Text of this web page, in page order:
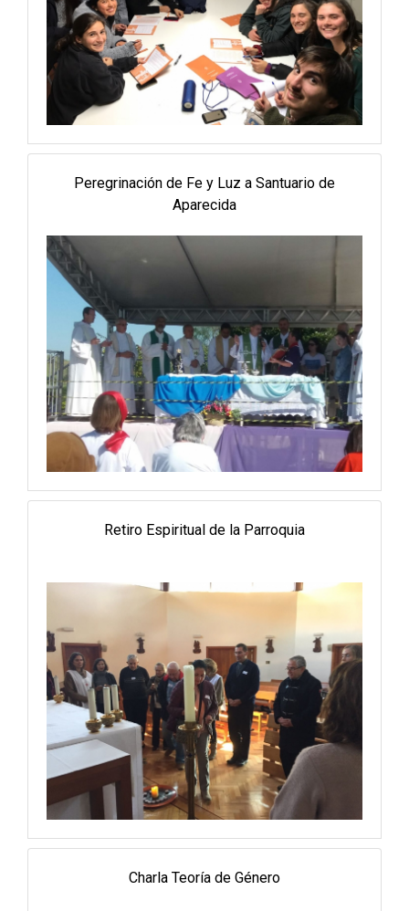
Peregrinación de Fe y Luz a Santuario de
Aparecida
Retiro Espiritual de la Parroquia
Charla Teoría de Género